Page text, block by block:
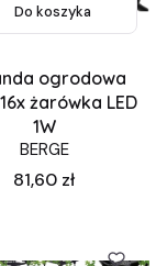
Do koszyka
ogrodowa
żarówka LED
1W
BERGE
Cena
81,60 zł